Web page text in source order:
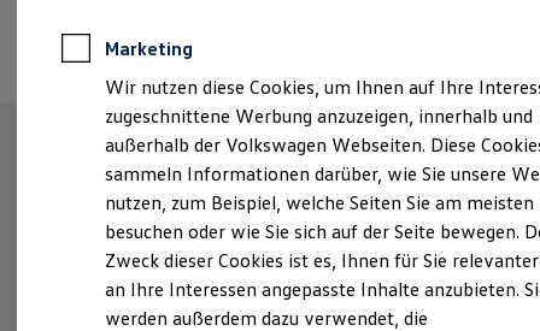
Anpfiff zum Gewinn
Elektroautos
ID. Tutorials
Elektrofahrzeugkonzepte
Reichweite
Reichweite der ID. Modelle
Reichweite im Winter
Laden
Laden unterwegs
Laden Zuhause
Marketing
Wir nutzen diese Cookies, um Ihnen auf Ihre
zugeschnittene Werbung anzuzeigen, innerhalb und
außerhalb der Volkswagen Webseiten. Diese
sammeln Informationen darüber, wie Sie unsere
nutzen, zum Beispiel, welche Seiten Sie am meisten
besuchen oder wie Sie sich auf der Seite bewegen.
Zweck dieser Cookies ist es, Ihnen für Sie
an Ihre Interessen angepasste Inhalte anzubieten.
werden außerdem dazu verwendet, die